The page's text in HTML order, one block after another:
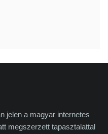
jelen a magyar internetes
megszerzett tapasztalattal